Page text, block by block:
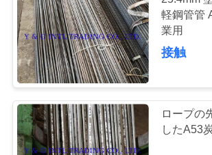
熱交換器装置
軽鋼管管
業用
接触
ロープの
したA53